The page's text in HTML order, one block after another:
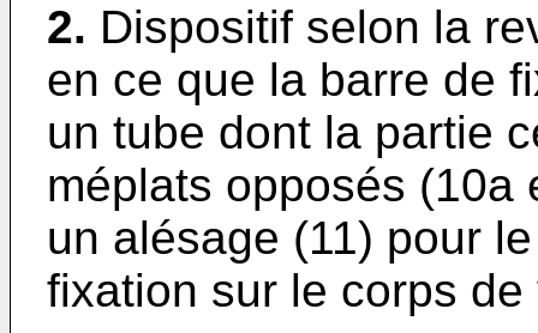
2. Dispositif selon la
en ce que la barre de
un tube dont la partie
méplats opposés (10a
un alésage (11) pour
fixation sur le corps